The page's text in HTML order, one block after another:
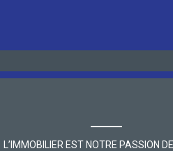
L’IMMOBILIER EST NOTRE PASSION